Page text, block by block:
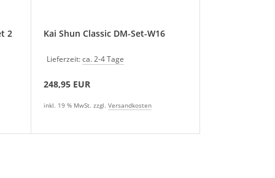
Kai Shun Classic DM-Set-W16
Lieferzeit:ca. 2-4 Tage
248,95 EUR
inkl. 19 % MwSt. zzgl.Versandkosten